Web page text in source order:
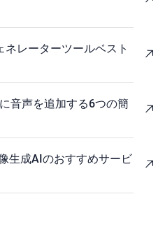
レーターツールベスト
音声を追加する6つの簡
生成AIのおすすめサービ